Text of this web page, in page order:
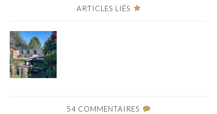
ARTICLES LIÉS
54 COMMENTAIRES